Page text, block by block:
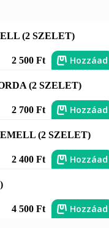
(2 SZELET)
2 500 Ft Hozzáad
(2 SZELET)
2 700 Ft Hozzáad
(2 SZELET)
2 400 Ft Hozzáad
4 500 Ft Hozzáad